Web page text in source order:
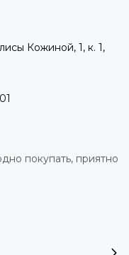
Кожиной, 1, к. 1,
покупать, приятно